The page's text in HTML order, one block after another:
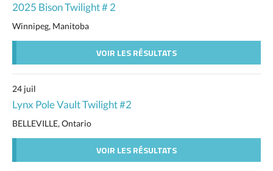
2025 Bison Twilight # 2
Winnipeg, Manitoba
VOIR LES RÉSULTATS
24 juil
Lynx Pole Vault Twilight #2
BELLEVILLE, Ontario
VOIR LES RÉSULTATS